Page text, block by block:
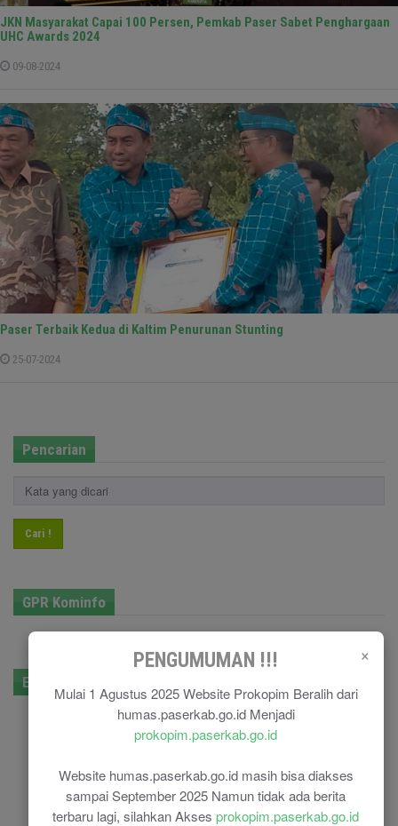
×
PENGUMUMAN !!!
Mulai 1 Agustus 2025 Website Prokopim Beralih dari
humas.paserkab.go.id Menjadi
prokopim.paserkab.go.id
Website humas.paserkab.go.id masih bisa diakses
sampai September 2025 Namun tidak ada berita
terbaru lagi, silahkan Akses prokopim.paserkab.go.id
JKN Masyarakat Capai 100 Persen, Pemkab Paser Sabet Penghargaan
UHC Awards 2024
09-08-2024
Paser Terbaik Kedua di Kaltim Penurunan Stunting
25-07-2024
Pencarian
Cari !
GPR Kominfo
E-Government